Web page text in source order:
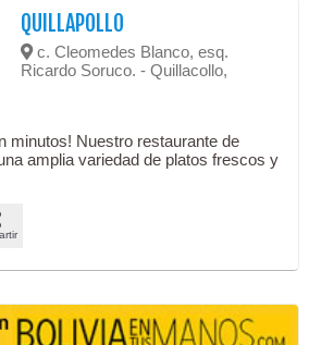
QUILLAPOLLO
c. Cleomedes Blanco, esq.
Ricardo Soruco. - Quillacollo,
minutos! Nuestro restaurante de
amplia variedad de platos frescos y